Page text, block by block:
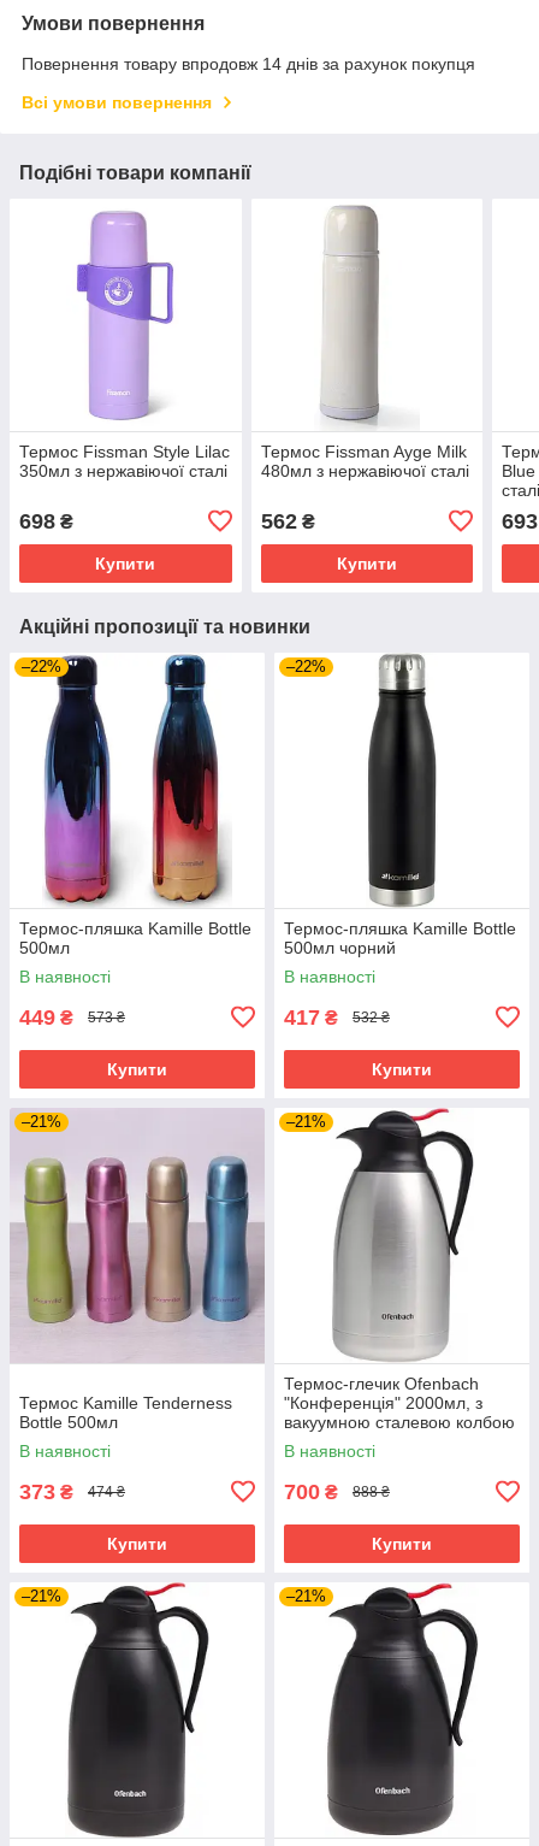
Умови повернення
Повернення товару впродовж 14 днів за рахунок покупця
Всі умови повернення
Подібні товари компанії
Термос Fissman Style Lilac
350мл з нержавіючої сталі
698 ₴
Купити
Термос Fissman Ayge Milk
480мл з нержавіючої сталі
562₴
Купити
693
Акційні пропозиції та новинки
–22%
Термос-пляшка Kamille Bottle
500мл
В наявності
449 ₴ 573 ₴
Купити
–22%
Термос-пляшка Kamille Bottle
500мл чорний
В наявності
417 ₴ 532 ₴
Купити
–21%
Термос Kamille Tenderness
Bottle 500мл
В наявності
373 ₴ 474 ₴
Купити
–21%
Термос-глечик Ofenbach
"Конференція" 2000мл, з
вакуумною сталевою колбою
В наявності
700 ₴ 888 ₴
Купити
–21% –21%